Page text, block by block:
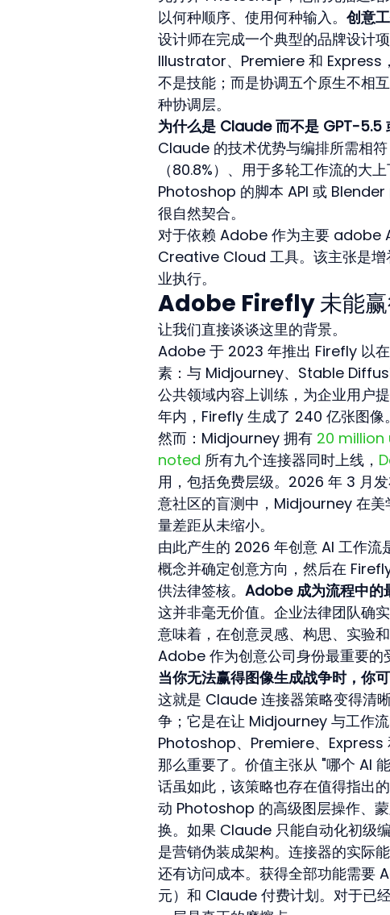
以何种顺序、使用何种输入。 创意
设计师在完成一个典型的品牌设计
Illustrator、Premiere 和 Express
不是技能；而是协调五个原生不相
种协调层。
为什么是 Claude 而不是 GPT-5.5
Claude 的技术优势与编排所需相
（80.8%）、用于多轮工作流的大
Photoshop 的脚本 API 或 Blender
很自然契合。
对于依赖 Adobe 作为主要 adobe
Creative Cloud 工具。该主张是
业执行。
Adobe Firefly 未能赢
让我们直接谈谈这里的背景。
Adobe 于 2023 年推出 Firefly 以
素：与 Midjourney、Stable
公共领域内容上训练，为企业用户
年内，Firefly 生成了 240 亿张图像。
然而：Midjourney 拥有 20 million
noted 所有九个连接器同时上线，
用，包括免费层级。2026 年 3 月
意社区的盲测中，Midjourney 在
量差距从未缩小。
由此产生的 2026 年创意 AI 工作
概念并确定创意方向，然后在
供法律签核。 Adobe 成为流程中的
这并非毫无价值。企业法律团队确
意味着，在创意灵感、构思、实验
Adobe 作为创意公司身份最重要的
当你无法赢得图像生成战争时，你
这就是 Claude 连接器策略变得清
争；它是在让 Midjourney 与工作
Photoshop、Premiere、Express
那么重要了。价值主张从 "哪个 AI
话虽如此，该策略也存在值得指出
动 Photoshop 的高级图层操作、
换。如果 Claude 只能自动化初级
是营销伪装成架构。连接器的实际
还有访问成本。获得全部功能需
元）和 Claude 付费计划。对于已